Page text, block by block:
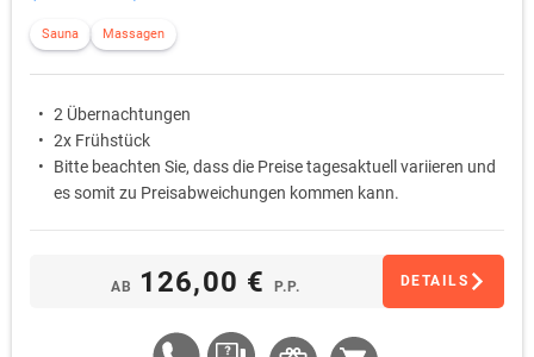
Sauna Massagen
2 Übernachtungen
2x Frühstück
Bitte beachten Sie, dass die Preise tagesaktuell variieren und
es somit zu Preisabweichungen kommen kann.
AB 126,00 € P.P. DETAILS